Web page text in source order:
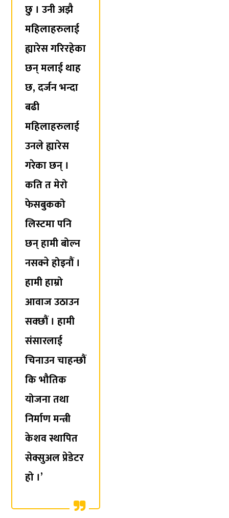
छु । उनी अझै
महिलाहरुलाई
ह्यारेस गरिरहेका
छन् मलाई थाह
छ, दर्जन भन्दा
बढी
महिलाहरुलाई
उनले ह्यारेस
गरेका छन् ।
कति त मेरो
फेसबुकको
लिस्टमा पनि
छन् हामी बोल्न
नसक्ने होइनौं ।
हामी हाम्रो
आवाज उठाउन
सक्छौं । हामी
संसारलाई
चिनाउन चाहन्छौं
कि भौतिक
योजना तथा
निर्माण मन्त्री
केशव स्थापित
सेक्सुअल प्रेडेटर
हो ।’